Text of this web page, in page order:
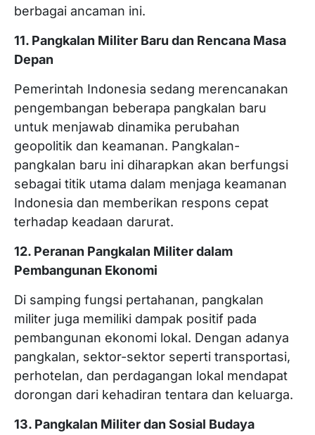
berbagai ancaman ini.
11. Pangkalan Militer Baru dan Rencana Masa
Depan
Pemerintah Indonesia sedang merencanakan
pengembangan beberapa pangkalan baru
untuk menjawab dinamika perubahan
geopolitik dan keamanan. Pangkalan-
pangkalan baru ini diharapkan akan berfungsi
sebagai titik utama dalam menjaga keamanan
Indonesia dan memberikan respons cepat
terhadap keadaan darurat.
12. Peranan Pangkalan Militer dalam
Pembangunan Ekonomi
Di samping fungsi pertahanan, pangkalan
militer juga memiliki dampak positif pada
pembangunan ekonomi lokal. Dengan adanya
pangkalan, sektor-sektor seperti transportasi,
perhotelan, dan perdagangan lokal mendapat
dorongan dari kehadiran tentara dan keluarga.
13. Pangkalan Militer dan Sosial Budaya